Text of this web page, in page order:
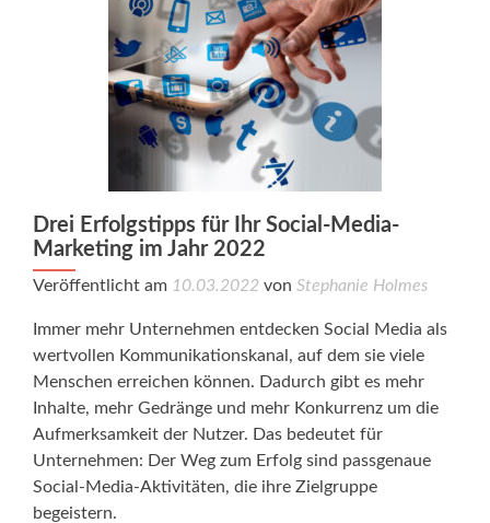
Drei Erfolgstipps für Ihr Social-Media-
Marketing im Jahr 2022
Veröffentlicht am 10.03.2022 von Stephanie Holmes
Immer mehr Unternehmen entdecken Social Media als
wertvollen Kommunikationskanal, auf dem sie viele
Menschen erreichen können. Dadurch gibt es mehr
Inhalte, mehr Gedränge und mehr Konkurrenz um die
Aufmerksamkeit der Nutzer. Das bedeutet für
Unternehmen: Der Weg zum Erfolg sind passgenaue
Social-Media-Aktivitäten, die ihre Zielgruppe
begeistern.